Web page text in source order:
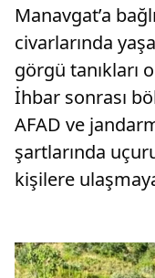
Manavgat’a
civarlarında
görgü tanıkları
İhbar sonrası
AFAD ve
şartlarında
kişilere